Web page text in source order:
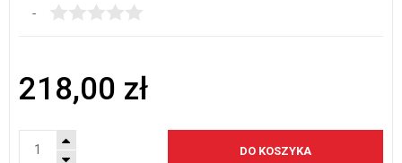
-
218,00 zł
DO KOSZYKA